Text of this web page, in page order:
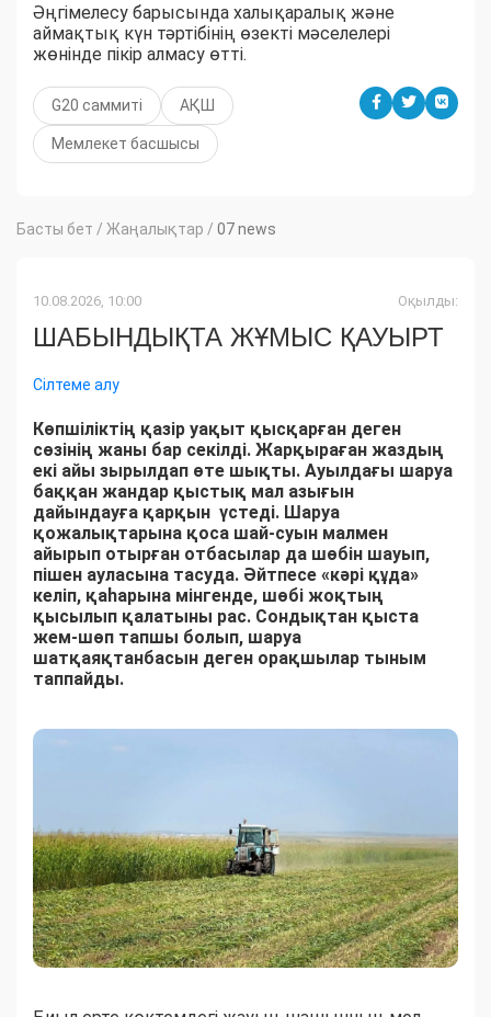
Әңгімелесу барысында халықаралық және
аймақтық күн тәртібінің өзекті мәселелері
жөнінде пікір алмасу өтті.
G20 саммиті АҚШ
Мемлекет басшысы
Басты бет / Жаңалықтар / 07 news
10.08.2026, 10:00 Оқылды:
ШАБЫНДЫҚТА ЖҰМЫС ҚАУЫРТ
Сілтеме алу
Көпшіліктің қазір уақыт қысқарған деген
сөзінің жаны бар секілді. Жарқыраған жаздың
екі айы зырылдап өте шықты. Ауылдағы шаруа
баққан жандар қыстық мал азығын
дайындауға қарқын үстеді. Шаруа
қожалықтарына қоса шай-суын малмен
айырып отырған отбасылар да шөбін шауып,
пішен ауласына тасуда. Әйтпесе «кәрі құда»
келіп, қаһарына мінгенде, шөбі жоқтың
қысылып қалатыны рас. Сондықтан қыста
жем-шөп тапшы болып, шаруа
шатқаяқтанбасын деген орақшылар тыным
таппайды.